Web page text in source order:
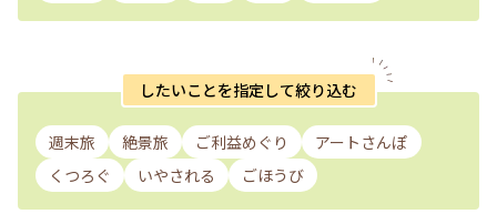
したいことを指定して絞り込む
週末旅 絶景旅 ご利益めぐり
アートさんぽ
くつろぐ
いやされる ごほうび